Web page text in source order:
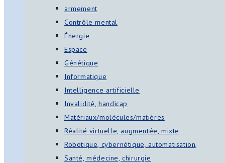
armement
Contrôle mental
Énergie
Espace
Génétique
Informatique
Intelligence artificielle
Invalidité, handicap
Matériaux/molécules/matières
Réalité virtuelle, augmentée, mixte
Robotique, cybernétique, automatisation,
Santé, médecine, chirurgie